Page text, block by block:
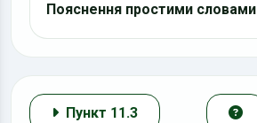
Пояснення простими словами
Пункт 11.3